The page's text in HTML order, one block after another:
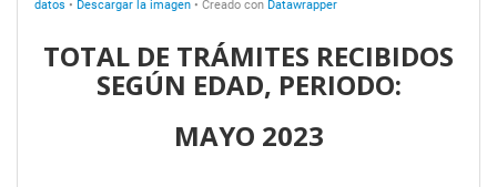
TOTAL DE TRÁMITES RECIBIDOS
SEGÚN EDAD, PERIODO:
MAYO 2023